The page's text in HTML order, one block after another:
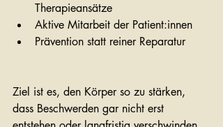
Therapieansätze
Aktive Mitarbeit der Patient:innen
Prävention statt reiner Reparatur
Ziel ist es, den Körper so zu stärken,
dass Beschwerden gar nicht erst